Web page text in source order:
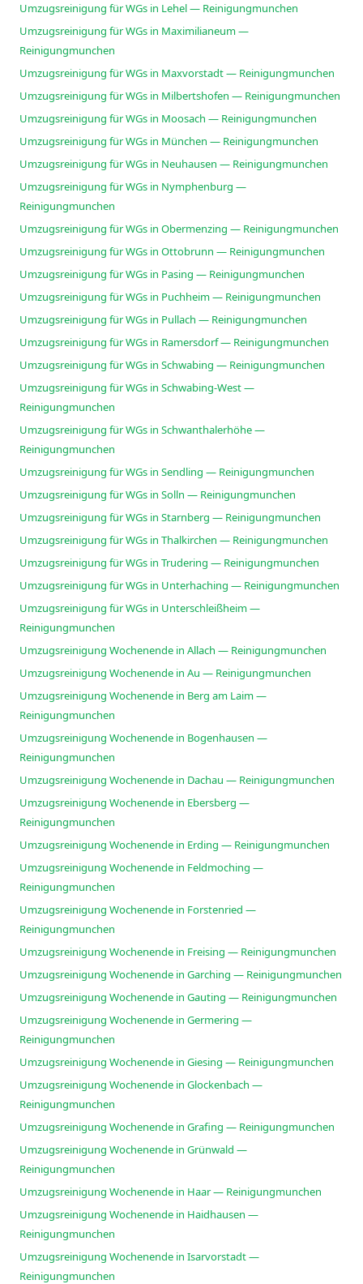
Umzugsreinigung für WGs in Lehel — Reinigungmunchen
Umzugsreinigung für WGs in Maximilianeum —
Reinigungmunchen
Umzugsreinigung für WGs in Maxvorstadt — Reinigungmunchen
Umzugsreinigung für WGs in Milbertshofen — Reinigungmunchen
Umzugsreinigung für WGs in Moosach — Reinigungmunchen
Umzugsreinigung für WGs in München — Reinigungmunchen
Umzugsreinigung für WGs in Neuhausen — Reinigungmunchen
Umzugsreinigung für WGs in Nymphenburg —
Reinigungmunchen
Umzugsreinigung für WGs in Obermenzing — Reinigungmunchen
Umzugsreinigung für WGs in Ottobrunn — Reinigungmunchen
Umzugsreinigung für WGs in Pasing — Reinigungmunchen
Umzugsreinigung für WGs in Puchheim — Reinigungmunchen
Umzugsreinigung für WGs in Pullach — Reinigungmunchen
Umzugsreinigung für WGs in Ramersdorf — Reinigungmunchen
Umzugsreinigung für WGs in Schwabing — Reinigungmunchen
Umzugsreinigung für WGs in Schwabing-West —
Reinigungmunchen
Umzugsreinigung für WGs in Schwanthalerhöhe —
Reinigungmunchen
Umzugsreinigung für WGs in Sendling — Reinigungmunchen
Umzugsreinigung für WGs in Solln — Reinigungmunchen
Umzugsreinigung für WGs in Starnberg — Reinigungmunchen
Umzugsreinigung für WGs in Thalkirchen — Reinigungmunchen
Umzugsreinigung für WGs in Trudering — Reinigungmunchen
Umzugsreinigung für WGs in Unterhaching — Reinigungmunchen
Umzugsreinigung für WGs in Unterschleißheim —
Reinigungmunchen
Umzugsreinigung Wochenende in Allach — Reinigungmunchen
Umzugsreinigung Wochenende in Au — Reinigungmunchen
Umzugsreinigung Wochenende in Berg am Laim —
Reinigungmunchen
Umzugsreinigung Wochenende in Bogenhausen —
Reinigungmunchen
Umzugsreinigung Wochenende in Dachau — Reinigungmunchen
Umzugsreinigung Wochenende in Ebersberg —
Reinigungmunchen
Umzugsreinigung Wochenende in Erding — Reinigungmunchen
Umzugsreinigung Wochenende in Feldmoching —
Reinigungmunchen
Umzugsreinigung Wochenende in Forstenried —
Reinigungmunchen
Umzugsreinigung Wochenende in Freising — Reinigungmunchen
Umzugsreinigung Wochenende in Garching — Reinigungmunchen
Umzugsreinigung Wochenende in Gauting — Reinigungmunchen
Umzugsreinigung Wochenende in Germering —
Reinigungmunchen
Umzugsreinigung Wochenende in Giesing — Reinigungmunchen
Umzugsreinigung Wochenende in Glockenbach —
Reinigungmunchen
Umzugsreinigung Wochenende in Grafing — Reinigungmunchen
Umzugsreinigung Wochenende in Grünwald —
Reinigungmunchen
Umzugsreinigung Wochenende in Haar — Reinigungmunchen
Umzugsreinigung Wochenende in Haidhausen —
Reinigungmunchen
Umzugsreinigung Wochenende in Isarvorstadt —
Reinigungmunchen